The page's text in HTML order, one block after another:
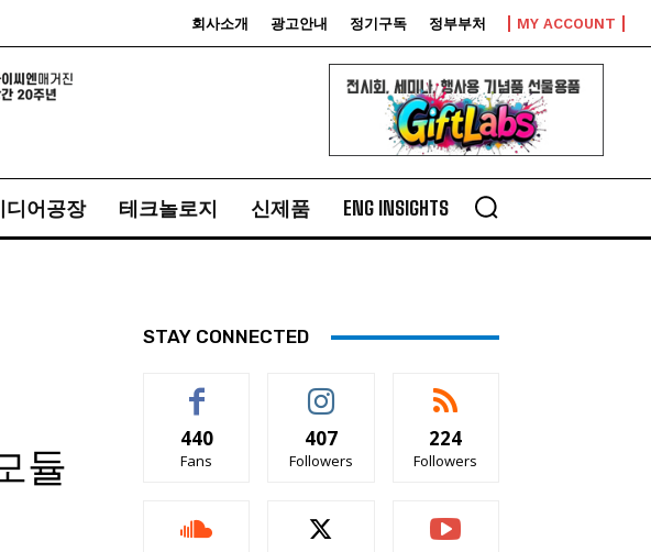
회사소개 광고안내 정기구독 정부부처 MY ACCOUNT
디어공장 테크놀로지 신제품 ENG INSIGHTS
듈
STAY CONNECTED
440
Fans
407
Followers
224
Followers